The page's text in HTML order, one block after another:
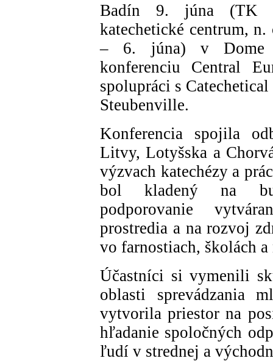
Badín 9. júna (TK
katechetické centrum,
– 6. júna) v Dome
konferenciu Central
spolupráci s
Steubenville.
Konferencia spojila
Litvy, Lotyšska a
výzvach katechézy a
bol kladený na
podporovanie
prostredia a na rozvoj
vo farnostiach, školách
Účastníci si vymenili
oblasti sprevádzania
vytvorila priestor na
hľadanie spoločných
ľudí v strednej a